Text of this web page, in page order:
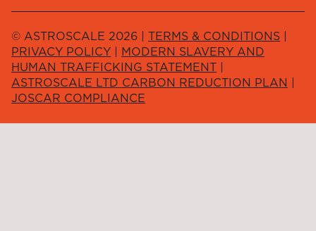
© ASTROSCALE 2026 | TERMS & CONDITIONS |
PRIVACY POLICY | MODERN SLAVERY AND
HUMAN TRAFFICKING STATEMENT |
ASTROSCALE LTD CARBON REDUCTION PLAN |
JOSCAR COMPLIANCE